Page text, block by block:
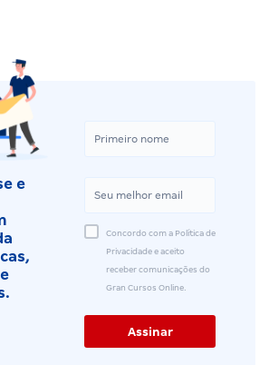
e
Concordo com a Política de
Privacidade e aceito
receber comunicações do
Gran Cursos Online.